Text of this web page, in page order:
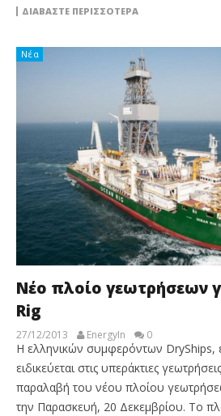
ΔΙΑΒΆΣΤΕ ΠΕΡΙΣΣΌΤΕΡΑ
Νέα
Νέο πλοίο γεωτρήσεων
Rig
27/12/2013 EnergyIn 0
Η ελληνικών συμφερόντων DryShips,
ειδικεύεται στις υπεράκτιες
παραλαβή του νέου πλοίου
την Παρασκευή, 20 Δεκεμβρίου. Το